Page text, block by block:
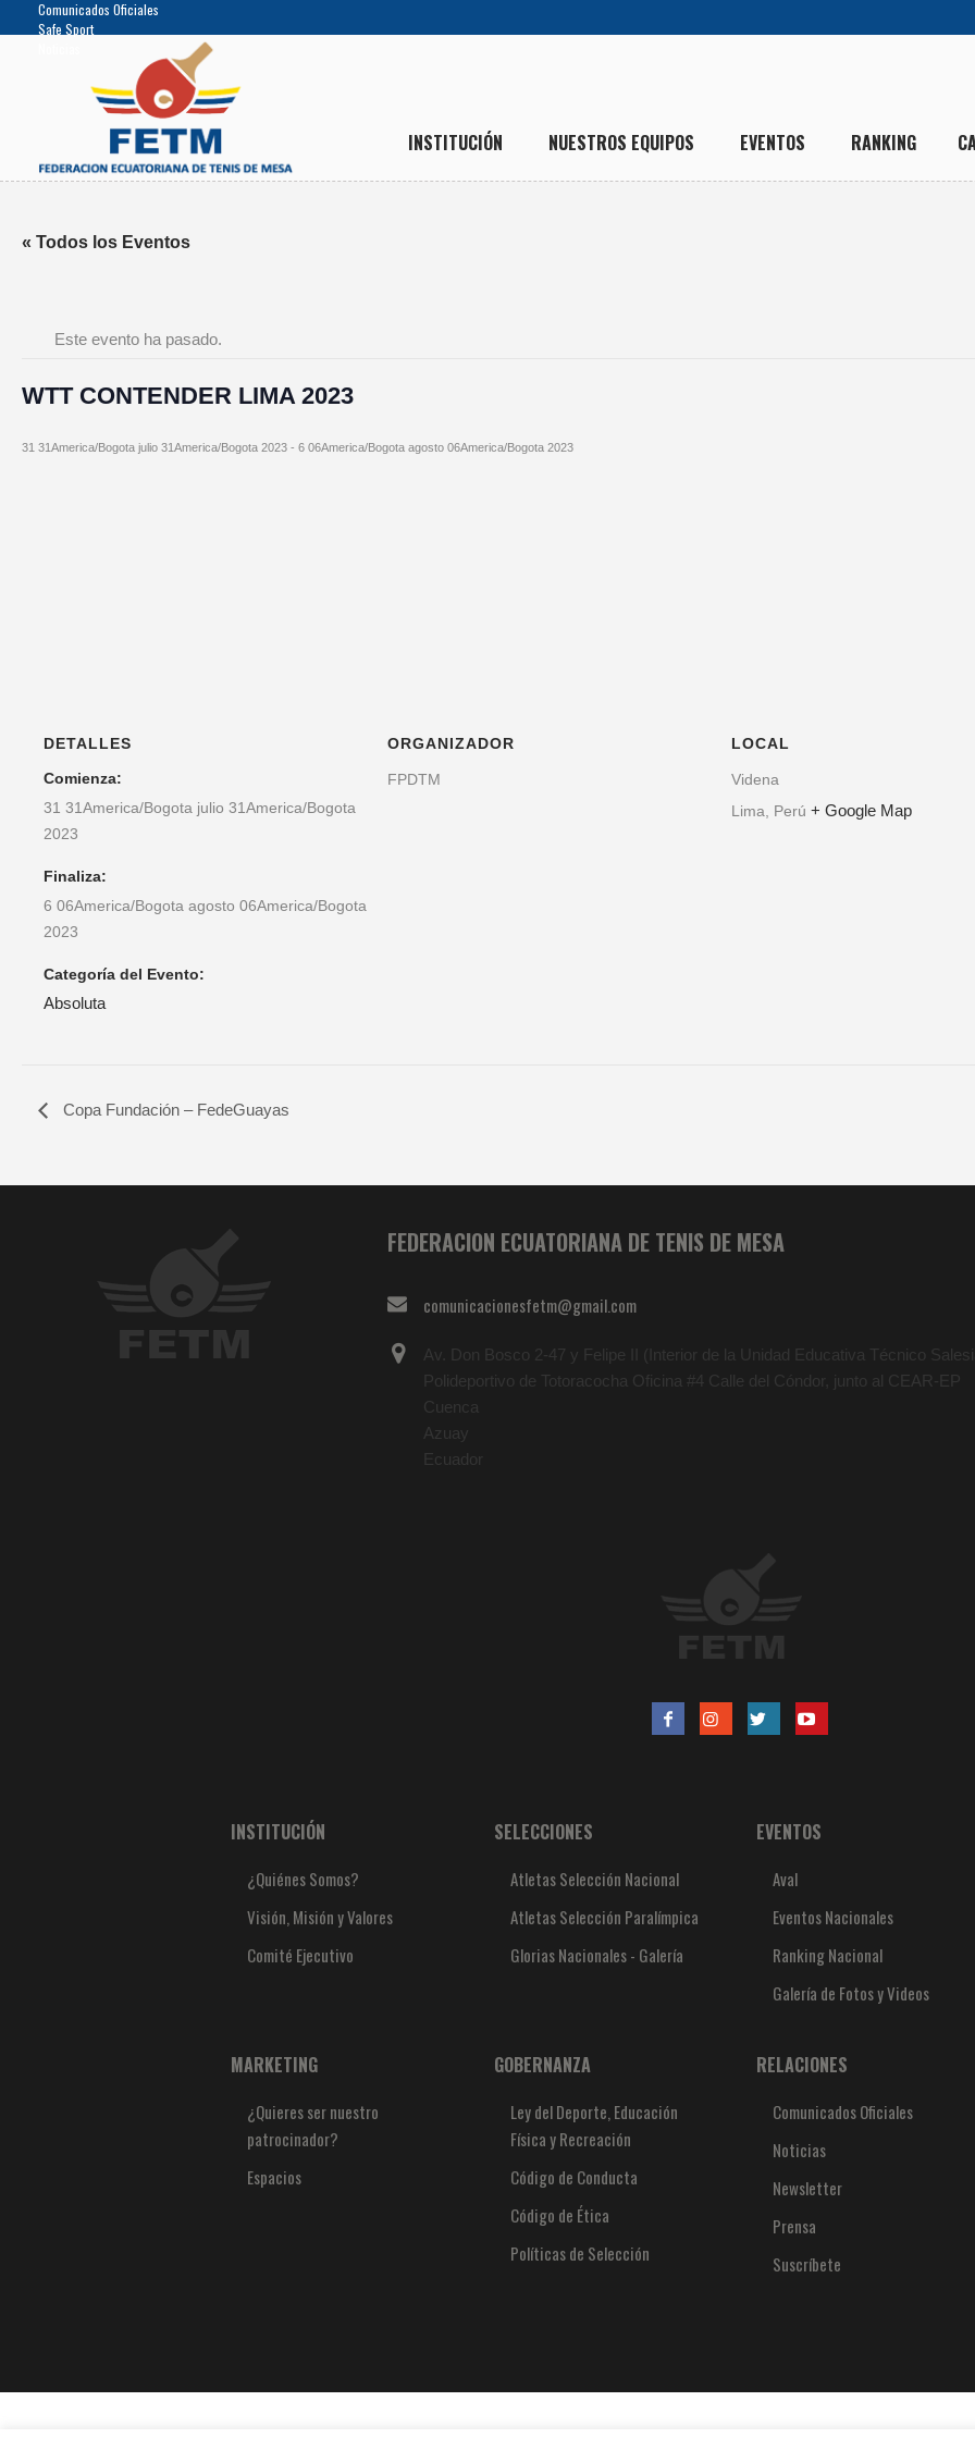
Comunicados Oficiales
Safe Sport
INSTITUCIÓN NUESTROS EQUIPOS EVENTOS RANKING
« Todos los Eventos
Este evento ha pasado.
WTT CONTENDER LIMA 2023
31 31America/Bogota julio 31America/Bogota 2023 - 6 06America/Bogota agosto 06America/Bogota 2023
DETALLES
Comienza:
31 31America/Bogota julio 31America/Bogota
2023
Finaliza:
6 06America/Bogota agosto 06America/Bogota
2023
Categoría del Evento:
Absoluta
ORGANIZADOR
FPDTM
LOCAL
Videna
Lima
Perú + Google Map
Copa Fundación – FedeGuayas
FEDERACION ECUATORIANA DE TENIS DE MESA
comunicacionesfetm@gmail.com
Av. Don Bosco 2-47 y Felipe II (Interior de la Unidad Educativa Técnico
Polideportivo de Totoracocha Oficina #4 Calle del Cóndor, junto al CEAR-EP
Cuenca
Azuay
Ecuador
INSTITUCIÓN
¿Quiénes Somos?
Visión, Misión y Valores
Comité Ejecutivo
SELECCIONES
Atletas Selección Nacional
Atletas Selección Paralímpica
Glorias Nacionales - Galería
EVENTOS
Aval
Eventos Nacionales
Ranking Nacional
Galería de Fotos y Videos
MARKETING
¿Quieres ser nuestro
patrocinador?
Espacios
GOBERNANZA
Ley del Deporte, Educación
Física y Recreación
Código de Conducta
Código de Ética
Políticas de Selección
RELACIONES
Comunicados Oficiales
Noticias
Newsletter
Prensa
Suscríbete